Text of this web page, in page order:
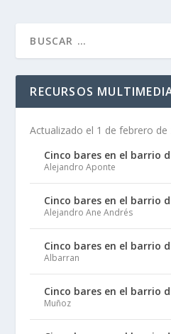
RECURSOS
Actualizado el 1 de febrero de
Cinco bares en el barrio
Alejandro Aponte
Cinco bares en el barrio
Alejandro Ane Andrés
Cinco bares en el barrio
Albarran
Cinco bares en el barrio
Muñoz